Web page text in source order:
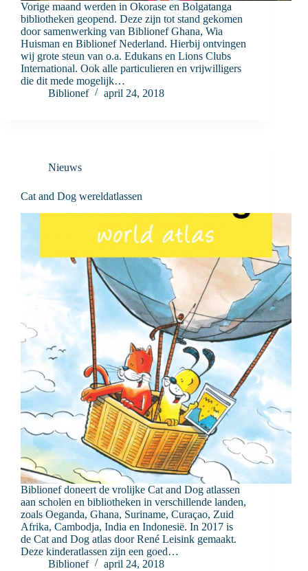
Vorige maand werden in Okorase en Bolgatanga
bibliotheken geopend. Deze zijn tot stand gekomen
door samenwerking van Biblionef Ghana, Wia
Huisman en Biblionef Nederland. Hierbij ontvingen
wij grote steun van o.a. Edukans en Lions Clubs
International. Ook alle particulieren en vrijwilligers
die dit mede mogelijk…
Biblionef
april 24, 2018
Nieuws
Cat and Dog wereldatlassen
Biblionef doneert de vrolijke Cat and Dog atlassen
aan scholen en bibliotheken in verschillende landen,
zoals Oeganda, Ghana, Suriname, Curaçao, Zuid
Afrika, Cambodja, India en Indonesië. In 2017 is
de Cat and Dog atlas door René Leisink gemaakt.
Deze kinderatlassen zijn een goed…
Biblionef
april 24, 2018